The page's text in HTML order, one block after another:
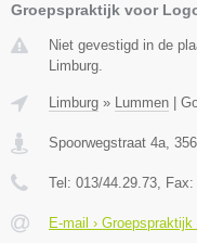
Groepspraktijk voor
Niet gevestigd in de
Limburg.
Limburg » Lummen
Spoorwegstraat 4a,
Tel: 013/44.29.73, Fax:
E-mail ›